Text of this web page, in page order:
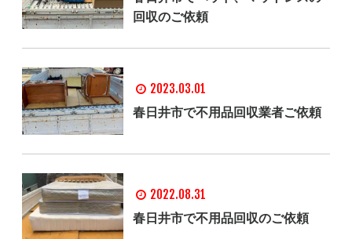
回収のご依頼
2023.03.01
春日井市で不用品回収業者ご依頼
2022.08.31
春日井市で不用品回収のご依頼